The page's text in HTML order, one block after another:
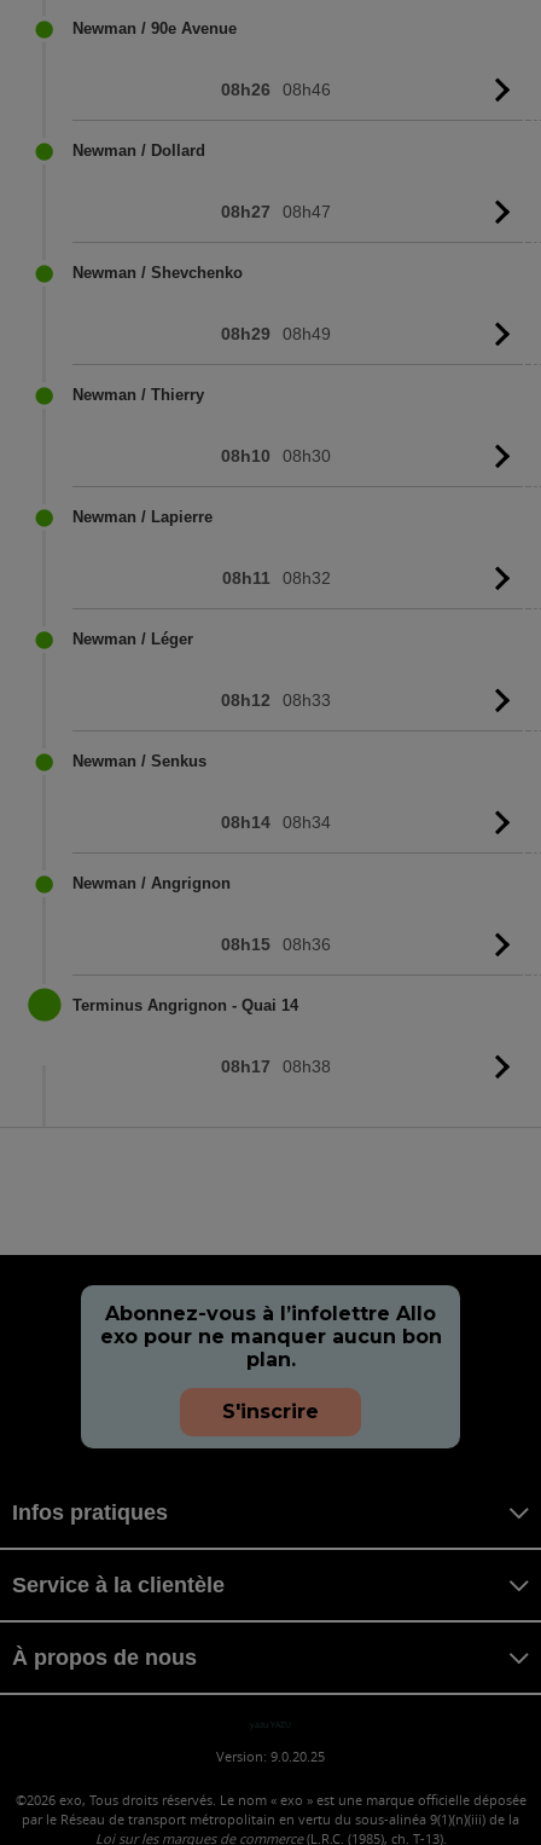
Newman / 90e Avenue
08h26 08h46
Newman / Dollard
08h27 08h47
Newman / Shevchenko
08h29 08h49
Newman / Thierry
08h10 08h30
Newman / Lapierre
08h11 08h32
Newman / Léger
08h12 08h33
Newman / Senkus
08h14 08h34
Newman / Angrignon
08h15 08h36
Terminus Angrignon - Quai 14
08h17 08h38
Abonnez-vous à l’infolettre Allo
exo pour ne manquer aucun bon
plan.
S'inscrire
Infos pratiques
Service à la clientèle
À propos de nous
yazu YAZU
Version: 9.0.20.25
©2026 exo, Tous droits réservés. Le nom « exo » est une marque officielle déposée
par le Réseau de transport métropolitain en vertu du sous-alinéa 9(1)(n)(iii) de la
Loi sur les marques de commerce(L.R.C. (1985), ch. T-13).